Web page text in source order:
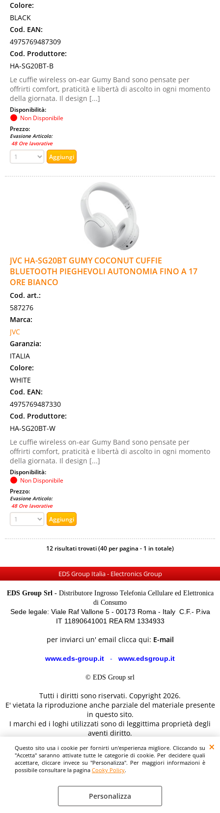
Questo sito usa i cookie per fornirti un'esperienza migliore. Cliccando su
"Accetta" saranno attivate tutte le categorie di cookie. Per decidere quali
accettare, cliccare invece su "Personalizza". Per maggiori informazioni è
possibile consultare la pagina Cooky Policy.
Personalizza
Colore:
BLACK
Cod. EAN:
4975769487309
Cod. Produttore:
HA-SG20BT-B
Le cuffie wireless on-ear Gumy Band sono pensate per
offrirti comfort, praticità e libertà di ascolto in ogni momento
della giornata. Il design [...]
Disponibilità:
Non Disponibile
Prezzo:
Evasione Articolo:
48 Ore lavorative
JVC HA-SG20BT GUMY COCONUT CUFFIE
BLUETOOTH PIEGHEVOLI AUTONOMIA FINO A 17
ORE BIANCO
Cod. art.:
587276
Marca:
JVC
Garanzia:
ITALIA
Colore:
WHITE
Cod. EAN:
4975769487330
Cod. Produttore:
HA-SG20BT-W
Le cuffie wireless on-ear Gumy Band sono pensate per
offrirti comfort, praticità e libertà di ascolto in ogni momento
della giornata. Il design [...]
Disponibilità:
Non Disponibile
Prezzo:
Evasione Articolo:
48 Ore lavorative
12 risultati trovati (40 per pagina - 1 in totale)
EDS Group Italia - Electronics Group
EDS Group Srl -Distributore Ingrosso Telefonia Cellulare ed Elettronica
di Consumo
Sede legale: Viale Raf Vallone 5 - 00173 Roma - Italy C.F.- P.iva
IT 11890641001 REA RM 1334933
per inviarci un' email clicca qui: E-mail
www.eds-group.it - www.edsgroup.it
© EDS Group srl
Tutti i diritti sono riservati. Copyright 2026.
E' vietata la riproduzione anche parziale del materiale presente
in questo sito.
I marchi ed i loghi utilizzati sono di leggittima proprietà degli
aventi diritto.
scopo illustrativo fanno fede i dettagli sul sito del costruttore.
Cooky Policy Preferenze cookie